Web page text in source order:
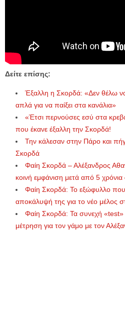
Δείτε επίσης:
Έξαλλη η Σκορδά: «Δεν θέλω
απλά για να παίξει στα κανάλια»
«Έτσι περνούσες εσύ στα
που έκανε έξαλλη την Σκορδά!
Την κάλεσαν στην Πάρο και
Σκορδά
Φαίη Σκορδά – Αλέξανδρος
κοινή εμφάνιση μετά από 5
Φαίη Σκορδά: Το εξώφυλλο που
αποκάλυψή της για το νέο μέλος
Φαίη Σκορδά: Τα συνεχή «test»
μέτρηση για τον γάμο με τον